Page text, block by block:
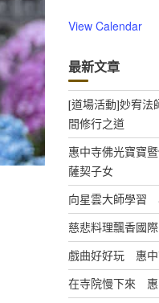
View Calendar
最新文章
[道場活動]妙宥法
間修行之道
惠中寺佛光寶寶
薩契子女
向星雲大師學習
慈悲料理飄香國
戲曲好好玩 惠中
在寺院慢下來 惠